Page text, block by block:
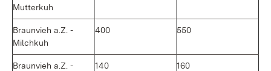
Mutterkuh
Braunvieh a.Z. -
Milchkuh
400 550
Braunvieh a.Z. -
140 160